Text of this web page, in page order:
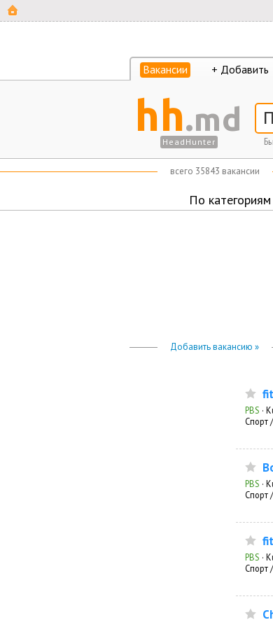
Вакансии + Добавить
hh.md
HeadHunter
всего 35843 вакансии
По категориям
Добавить вакансию »
PBS ·
Спорт
PBS ·
Спорт
PBS ·
Спорт